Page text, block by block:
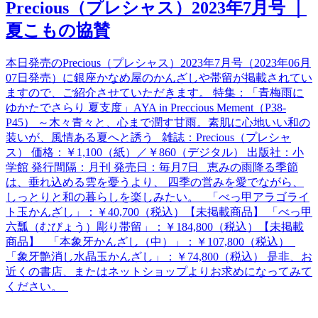
Precious（プレシャス）2023年7月号 ｜
夏こもの協賛
本日発売のPrecious（プレシャス）2023年7月号（2023年06月
07日発売）に銀座かなめ屋のかんざしや帯留が掲載されてい
ますので、ご紹介させていただきます。 特集：「青梅雨に
ゆかたでさらり 夏支度」AYA in Preccious Mement（P38-
P45） ～木々青々と、心まで潤す甘雨。素肌に心地いい和の
装いが、風情ある夏へと誘う 雑誌：Precious（プレシャ
ス） 価格：￥1,100（紙）／￥860（デジタル） 出版社：小
学館 発行間隔：月刊 発売日：毎月7日 恵みの雨降る季節
は、垂れ込める雲を憂うより、 四季の営みを愛でながら、
しっとりと和の暮らしを楽しみたい。 「べっ甲アラゴライ
ト玉かんざし」：￥40,700（税込）【未掲載商品】 「べっ甲
六瓢（むびょう）彫り帯留」：￥184,800（税込）【未掲載
商品】 「本象牙かんざし（中）」：￥107,800（税込）
「象牙艶消し水晶玉かんざし」：￥74,800（税込） 是非、お
近くの書店、またはネットショップよりお求めになってみて
ください。